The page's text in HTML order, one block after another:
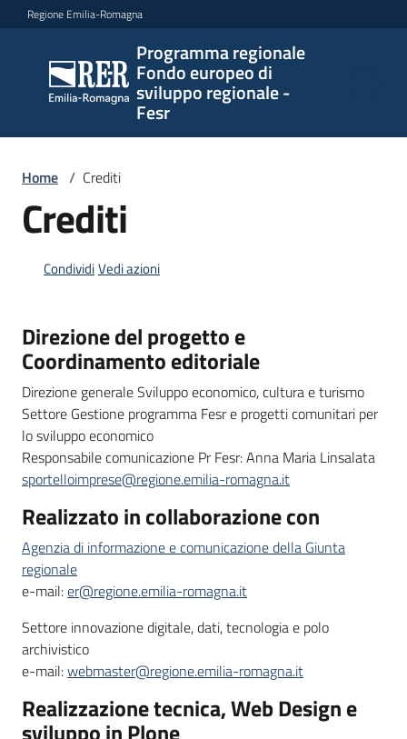
Vai al contenuto
Vai alla navigazione
Vai al footer
Regione Emilia-Romagna
Programma regionale
Fondo europeo di
sviluppo regionale -
Fesr
Programma
regionale
Fondo
europeo di
regionale -
Fesr
Programmi
strategie
Opportunità
Progetti
e
attività
Servizi
Home / Crediti
Crediti
CondividiVedi azioni
Direzione del progetto e
Coordinamento editoriale
Direzione generale Sviluppo economico, cultura e turismo
Settore Gestione programma Fesr e progetti comunitari per
lo sviluppo economico
Responsabile comunicazione Pr Fesr: Anna Maria Linsalata
sportelloimprese@regione.emilia-romagna.it
Realizzato in collaborazione con
Agenzia di informazione e comunicazione della Giunta
regionale
e-mail:er@regione.emilia-romagna.it
Settore innovazione digitale, dati, tecnologia e polo
archivistico
e-mail:webmaster@regione.emilia-romagna.it
Realizzazione tecnica, Web Design e